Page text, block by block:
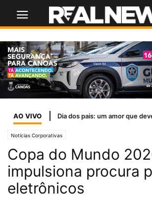
AO VIVO
Notícias Corporativas
Copa do Mundo
impulsiona procura
eletrônicos